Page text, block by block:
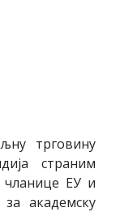
трговину
страним
ЕУ и
академску